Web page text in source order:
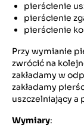
pierścienie
pierścienie
pierścienie
Przy wymianie
zwrócić na
zakładamy w
zakładamy
uszczelniający a
Wymiary: